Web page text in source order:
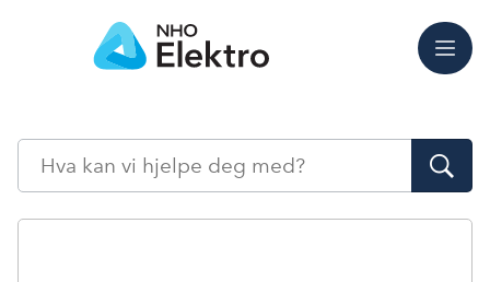
Meny
Søk